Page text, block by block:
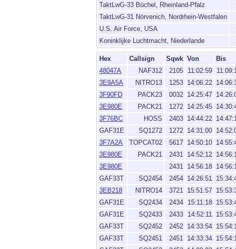
TaktLwG-33 Büchel, Rheinland-Pfalz
TaktLwG-31 Nörvenich, Nordrhein-Westfalen
U.S. Air Force, USA
Koninklijke Luchtmacht, Niederlande
Hex Callsign Sqwk Von Bis
48047A
NAF312 2105 11:02:59
3E9A5A
NITRO13 1253 14:06:22
3F90FD
PACK23 0032 14:25:47
3E980E
PACK21 1272 14:25:45
3F76BC
HOSS 2403 14:44:22
GAF31E
SQ1272 1272 14:31:00
3F7A2A
TOPCAT02 5617 14:50:10
3E980E
PACK21 2431 14:52:12
3E980E
2431 14:56:18
GAF33T
SQ2454 2454 14:26:51
3EB218
NITRO14 3721 15:51:57
GAF31E
SQ2434 2434 15:11:18
GAF31E
SQ2433 2433 14:52:11
GAF33T
SQ2452 2452 14:33:54
GAF33T
SQ2451 2451 14:33:34